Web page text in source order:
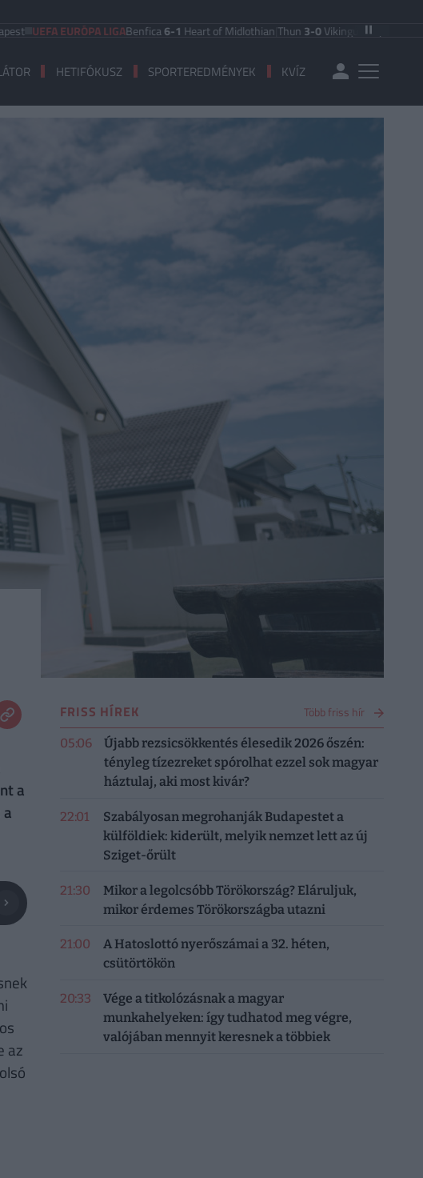
EURÓPA LIGABenfica6-1Heart of Midlothian|Thun3-0Vikingur Reykjavik |PAOK
HETIFÓKUSZ SPORTEREDMÉNYEK KVÍZ
a
az
FRISS HÍREK Több friss hír
05:06
Újabb rezsicsökkentés élesedik 2026 őszén:
tényleg tízezreket spórolhat ezzel sok magyar
háztulaj, aki most kivár?
22:01
Szabályosan megrohanják Budapestet a
külföldiek: kiderült, melyik nemzet lett az új
Sziget-őrült
21:30
Mikor a legolcsóbb Törökország? Eláruljuk,
mikor érdemes Törökországba utazni
21:00
A Hatoslottó nyerőszámai a 32. héten,
csütörtökön
20:33
Vége a titkolózásnak a magyar
munkahelyeken: így tudhatod meg végre,
valójában mennyit keresnek a többiek